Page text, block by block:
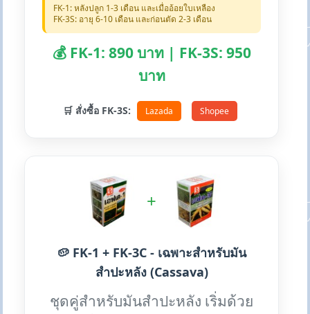
FK-1: หลังปลูก 1-3 เดือน และเมื่ออ้อยใบเหลือง
FK-3S: อายุ 6-10 เดือน และก่อนตัด 2-3 เดือน
💰 FK-1: 890 บาท | FK-3S: 950
บาท
🛒 สั่งซื้อ FK-3S: Lazada Shopee
+
🥔 FK-1 + FK-3C - เฉพาะสำหรับมัน
สำปะหลัง (Cassava)
ชุดคู่สำหรับมันสำปะหลัง เริ่มด้วย